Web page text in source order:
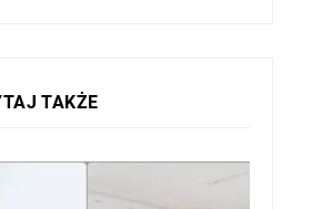
TAKŻE